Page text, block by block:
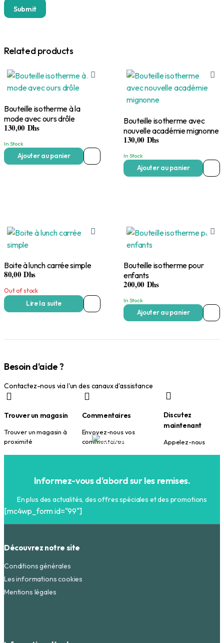
Related products
Bouteille isotherme à la
mode avec ours drôle
130,00 Dhs
In Stock
Ajouter au panier
Bouteille isotherme avec
nouvelle académie mignonne
130,00 Dhs
In Stock
Ajouter au panier
Boite à lunch carrée simple
80,00Dhs
Out of stock
Lire la suite
Bouteille isotherme pour
enfants
200,00 Dhs
In Stock
Ajouter au panier
Besoin d'aide ?
Contactez-nous via l'un des canaux d'assistance
Trouver un magasin
Trouver un magasin à
proximité
Commentaires
Envoyez-nous vos
commentaires
Discutez
maintenant
Appelez-nous
Informez-vous d'abord sur les remises.
En plus des actualités, des offres spéciales et des promotions
[mc4wp_form id="99"]
Découvrez notre site
Conditions générales
Les informations cookies
Mentions légales